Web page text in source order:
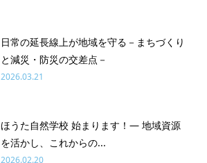
日常の延長線上が地域を守る－まちづくり
と減災・防災の交差点－
2026.03.21
ほうた自然学校 始まります！― 地域資源
を活かし、これからの...
2026.02.20